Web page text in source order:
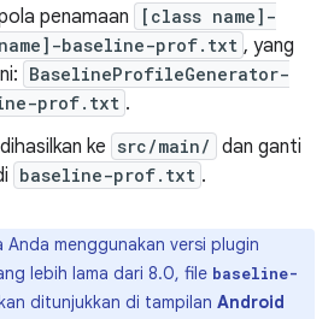
penamaan
[class name]-
baseline-prof.txt , yang
BaselineProfileGenerator-
prof.txt .
ke src/main/ dan ganti
baseline-prof.txt .
Anda menggunakan versi plugin
lebih lama dari 8.0, file baseline-
ditunjukkan di tampilan Android